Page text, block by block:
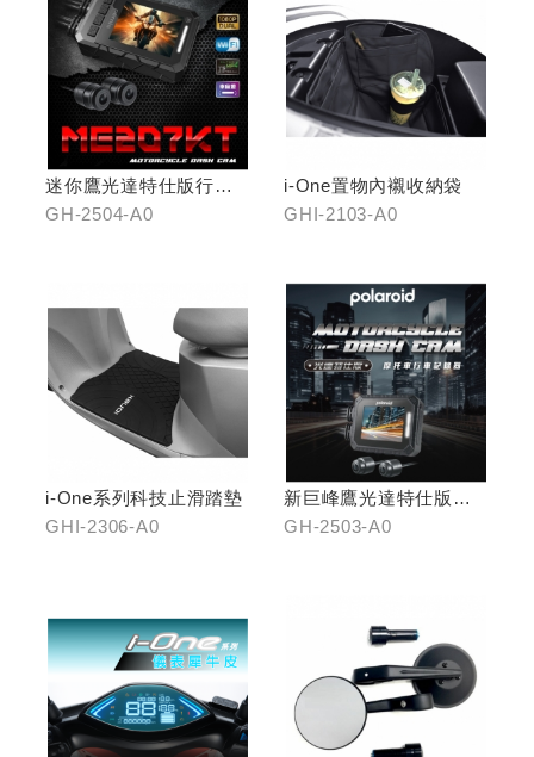
迷你鷹光達特仕版行車
記錄器
GH-2504-A0
i-One置物內襯收納袋
GHI-2103-A0
i-One系列科技止滑踏墊
GHI-2306-A0
新巨峰鷹光達特仕版行
車紀錄器
GH-2503-A0